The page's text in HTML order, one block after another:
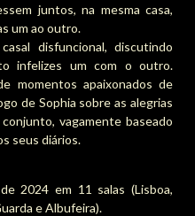
juntos, na mesma casa,
um ao outro.
disfuncional, discutindo
infelizes um com o outro.
momentos apaixonados de
de Sophia sobre as alegrias
vagamente baseado
seus diários.
2024 em 11 salas (Lisboa,
e Albufeira).